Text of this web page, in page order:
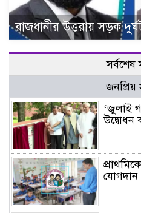
রাজধানীর উত্তরায় সড়ক
সর্বশেষ
জনপ্রিয়
‘জুলাই
উদ্বোধন
যোগদান